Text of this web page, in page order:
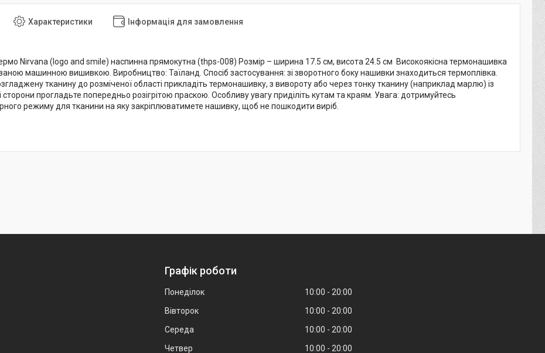
Характеристики Інформація для замовлення
Nirvana (logo and smile) наспинна прямокутна (thps-008) Розмір – ширина 17.5 см, висота 24.5 см Високоякісна термонашивка
машинною вишивкою. Виробництво: Таїланд. Спосіб застосування: зі зворотного боку нашивки знаходиться термоплівка.
тканину до розміченої області прикладіть термонашивку, з вивороту або через тонку тканину (наприклад марлю) із
сторони прогладьте попередньо розігрітою праскою. Особливу увагу приділіть кутам та краям. Увага: дотримуйтесь
режиму для тканини на яку закріплюватимете нашивку, щоб не пошкодити виріб.
Графік роботи
Понеділок 10:00
20:00
Вівторок
10:00
20:00
Середа
10:00
20:00
Четвер
10:00 20:00